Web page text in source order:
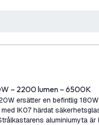
– 2200 lumen – 6500K
ersätter en befintlig
IK07 härdat
aluminiumyta är